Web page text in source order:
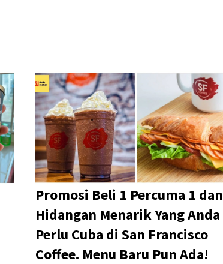
Promosi Beli 1 Percuma 1 dan
Hidangan Menarik Yang Anda
Perlu Cuba di San Francisco
Coffee. Menu Baru Pun Ada!